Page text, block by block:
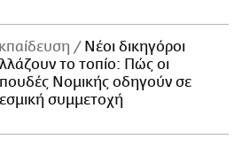
Νέοι δικηγόροι
το τοπίο: Πώς οι
Νομικής οδηγούν σε
συμμετοχή